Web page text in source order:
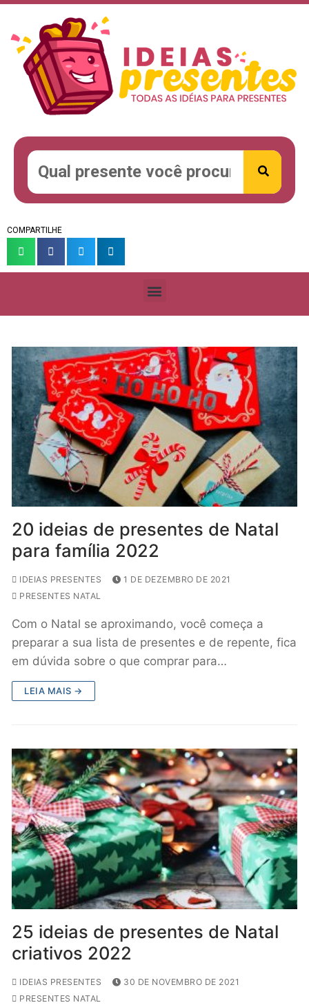
COMPARTILHE
20 ideias de presentes de Natal
para família 2022
IDEIAS PRESENTES
1 DE DEZEMBRO DE 2021
PRESENTES NATAL
Com o Natal se aproximando, você começa a
preparar a sua lista de presentes e de repente, fica
em dúvida sobre o que comprar para…
LEIA MAIS →
25 ideias de presentes de Natal
criativos 2022
IDEIAS PRESENTES
30 DE NOVEMBRO DE 2021
PRESENTES NATAL